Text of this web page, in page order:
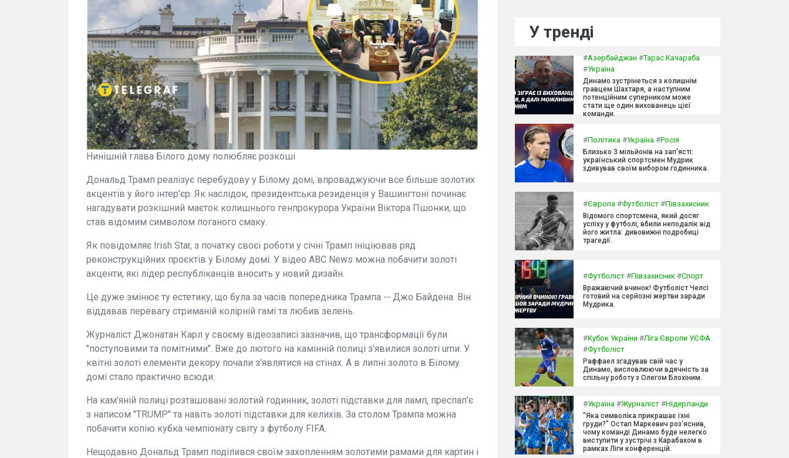
Нинішній глава Білого дому полюбляє розкоші
Дональд Трамп реалізує перебудову у Білому домі, впроваджуючи все більше золотих
акцентів у його інтер'єр. Як наслідок, президентська резиденція у Вашингтоні починає
нагадувати розкішний маєток колишнього генпрокурора України Віктора Пшонки, що
став відомим символом поганого смаку.
Як повідомляє Irish Star, з початку своєї роботи у січні Трамп ініціював ряд
реконструкційних проєктів у Білому домі. У відео ABC News можна побачити золоті
акценти, які лідер республіканців вносить у новий дизайн.
Це дуже змінює ту естетику, що була за часів попередника Трампа -- Джо Байдена. Він
віддавав перевагу стриманій колірній гамі та любив зелень.
Журналіст Джонатан Карл у своєму відеозаписі зазначив, що трансформації були
"поступовими та помітними". Вже до лютого на камінній полиці з'явилися золоті urnи. У
квітні золоті елементи декору почали з'являтися на стінах. А в липні золото в Білому
домі стало практично всюди.
На кам'яній полиці розташовані золотий годинник, золоті підставки для ламп, преспап'є
з написом "TRUMP" та навіть золоті підставки для келихів. За столом Трампа можна
побачити копію кубка чемпіонату світу з футболу FIFA.
Нещодавно Дональд Трамп поділився своїм захопленням золотими рамами для картин і
У тренді
#Азербайджан #Тарас Качараба
#Україна
Динамо зустрінеться з колишнім
гравцем Шахтаря, а наступним
потенційним суперником може
стати ще один вихованець цієї
команди.
#Політика #Україна #Росія
Близько 3 мільйонів на зап'ясті:
український спортсмен Мудрик
здивував своїм вибором годинника.
#Європа #Футболіст #Півзахисник
Відомого спортсмена, який досяг
успіху у футболі, вбили неподалік від
його житла: дивовижні подробиці
трагедії.
#Футболіст #Півзахисник #Спорт
Вражаючий вчинок! Футболіст Челсі
готовий на серйозні жертви заради
Мудрика.
#Кубок України #Ліга Європи УЄФА
#Футболіст
Раффаел згадував свій час у
Динамо, висловлюючи вдячність за
спільну роботу з Олегом Блохіним.
#Україна #Журналіст #Нідерланди
"Яка символіка прикрашає їхні
груди?" Остап Маркевич роз'яснив,
чому команді Динамо буде нелегко
виступити у зустрічі з Карабахом в
рамках Ліги конференцій.